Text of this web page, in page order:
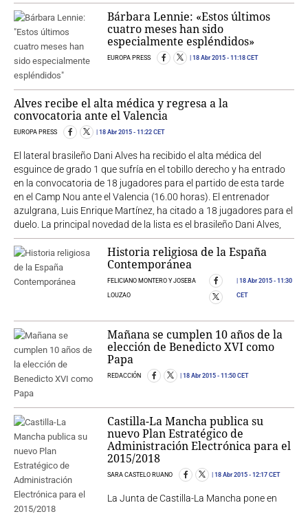
Bárbara Lennie: «Estos últimos
cuatro meses han sido
especialmente espléndidos»
EUROPA PRESS 18 Abr 2015 - 11:18 CET
Alves recibe el alta médica y regresa a la
convocatoria ante el Valencia
EUROPA PRESS 18 Abr 2015 - 11:22 CET
El lateral brasileño Dani Alves ha recibido el alta médica del
esguince de grado 1 que sufría en el tobillo derecho y ha entrado
en la convocatoria de 18 jugadores para el partido de esta tarde
en el Camp Nou ante el Valencia (16.00 horas). El entrenador
azulgrana, Luis Enrique Martínez, ha citado a 18 jugadores para el
duelo. La principal novedad de la lista es el brasileño Dani Alves,
Historia religiosa de la España
Contemporánea
FELICIANO MONTERO Y JOSEBA
LOUZAO
18 Abr 2015- 11:30
CET
Mañana se cumplen 10 años de la
elección de Benedicto XVI como
Papa
REDACCIÓN 18 Abr 2015 - 11:50 CET
Castilla-La Mancha publica su
nuevo Plan Estratégico de
Administración Electrónica para el
2015/2018
SARA CASTELO RUANO 18 Abr 2015 - 12:17 CET
La Junta de Castilla-La Mancha pone en